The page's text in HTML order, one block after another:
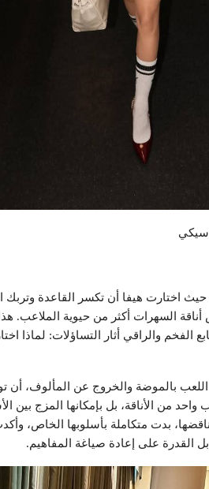
اختارت هيفا أن تكسر القاعدة وتربك
السهرات أكثر من حيوية الملاعب. هذا
الفخم والراقي أثار التساؤلات: لماذا
اللعب بالموضة والخروج عن المألوف، أن
من الأناقة، بل بإمكانها المزج بين
بدت متكاملة بأسلوبها الخاص،
القدرة على إعادة صياغة المفاهيم.